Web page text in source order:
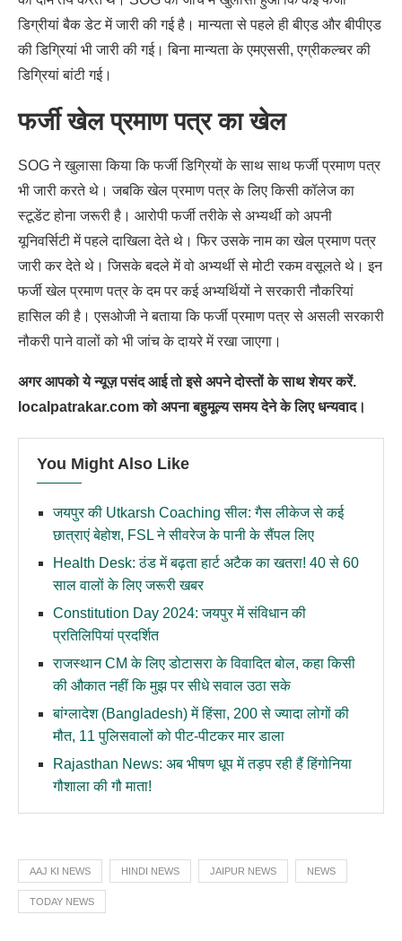
डिग्रीयां बैक डेट में जारी की गई है। मान्यता से पहले ही बीएड और बीपीएड
की डिग्रियां भी जारी की गई। बिना मान्यता के एमएससी, एग्रीकल्चर की
डिग्रियां बांटी गई।
फर्जी खेल प्रमाण पत्र का खेल
SOG ने खुलासा किया कि फर्जी डिग्रियों के साथ साथ फर्जी प्रमाण पत्र
भी जारी करते थे। जबकि खेल प्रमाण पत्र के लिए किसी कॉलेज का
स्टूडेंट होना जरूरी है। आरोपी फर्जी तरीके से अभ्यर्थी को अपनी
यूनिवर्सिटी में पहले दाखिला देते थे। फिर उसके नाम का खेल प्रमाण पत्र
जारी कर देते थे। जिसके बदले में वो अभ्यर्थी से मोटी रकम वसूलते थे। इन
फर्जी खेल प्रमाण पत्र के दम पर कई अभ्यर्थियों ने सरकारी नौकरियां
हासिल की है। एसओजी ने बताया कि फर्जी प्रमाण पत्र से असली सरकारी
नौकरी पाने वालों को भी जांच के दायरे में रखा जाएगा।
अगर आपको ये न्यूज़ पसंद आई तो इसे अपने दोस्तों के साथ शेयर करें.
localpatrakar.com को अपना बहुमूल्य समय देने के लिए धन्यवाद।
You Might Also Like
जयपुर की Utkarsh Coaching सील: गैस लीकेज से कई
छात्राएं बेहोश, FSL ने सीवरेज के पानी के सैंपल लिए
Health Desk: ठंड में बढ़ता हार्ट अटैक का खतरा! 40 से 60
साल वालों के लिए जरूरी खबर
Constitution Day 2024: जयपुर में संविधान की
प्रतिलिपियां प्रदर्शित
राजस्थान CM के लिए डोटासरा के विवादित बोल, कहा किसी
की औकात नहीं कि मुझ पर सीधे सवाल उठा सके
बांग्लादेश (Bangladesh) में हिंसा, 200 से ज्यादा लोगों की
मौत, 11 पुलिसवालों को पीट-पीटकर मार डाला
Rajasthan News: अब भीषण धूप में तड़प रही हैं हिंगोनिया
गौशाला की गौ माता!
AAJ KI NEWS HINDI NEWS JAIPUR NEWS NEWS
TODAY NEWS